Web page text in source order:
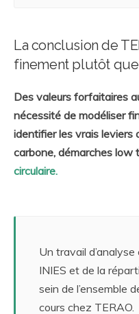
La conclusion de
finement plutôt
Des valeurs forfaitaires
nécessité de modéliser
identifier les vrais leviers
carbone, démarches low
circulaire.
Un travail
INIES et de la
sein de l’ensemble
cours chez TERAO.